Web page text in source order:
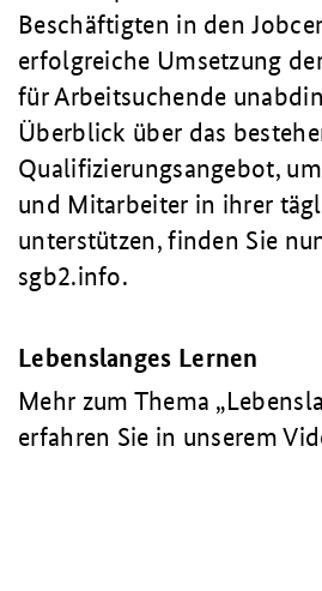
Beschäftigten in den
erfolgreiche Umsetzung
für Arbeitsuchende
Überblick über das
Qualifizierungsangebot,
und Mitarbeiter in ihrer
unterstützen, finden Sie
sgb2.info.
Lebenslanges Lernen
Mehr zum Thema
erfahren Sie in unserem